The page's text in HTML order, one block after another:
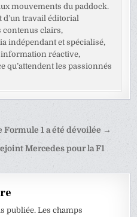
mouvements du paddock.
d’un travail éditorial
contenus clairs,
indépendant et spécialisé,
information réactive,
qu’attendent les passionnés
Formule 1 a été dévoilée →
Mercedes pour la F1
publiée. Les champs